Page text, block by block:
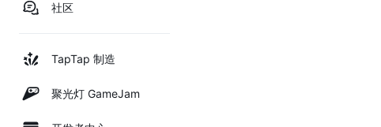
社区
TapTap 制造
聚光灯 GameJam